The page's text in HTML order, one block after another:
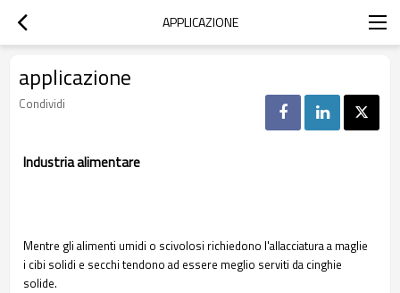
APPLICAZIONE
applicazione
Condividi
Industria alimentare
Mentre gli alimenti umidi o scivolosi richiedono l'allacciatura a maglie
i cibi solidi e secchi tendono ad essere meglio serviti da cinghie
solide.